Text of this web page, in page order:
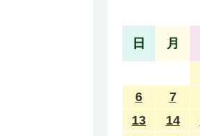
日 月
6
7
13
14